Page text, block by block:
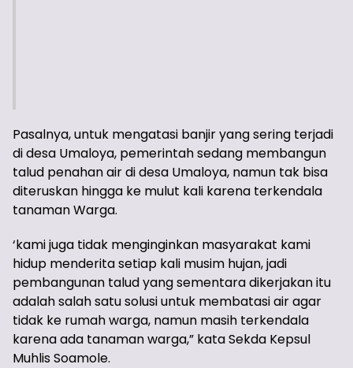
Pasalnya, untuk mengatasi banjir yang sering terjadi
di desa Umaloya, pemerintah sedang membangun
talud penahan air di desa Umaloya, namun tak bisa
diteruskan hingga ke mulut kali karena terkendala
tanaman Warga.
‘kami juga tidak menginginkan masyarakat kami
hidup menderita setiap kali musim hujan, jadi
pembangunan talud yang sementara dikerjakan itu
adalah salah satu solusi untuk membatasi air agar
tidak ke rumah warga, namun masih terkendala
karena ada tanaman warga,” kata Sekda Kepsul
Muhlis Soamole.